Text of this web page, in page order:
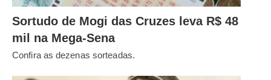
Sortudo de Mogi das Cruzes leva R$ 48
mil na Mega-Sena
Confira as dezenas sorteadas.